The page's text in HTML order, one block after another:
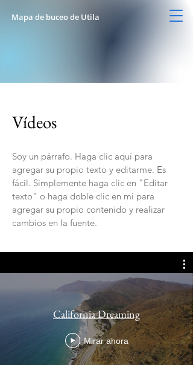
Mapa de buceo de Utila
Vídeos
Soy un párrafo. Haga clic aquí para
agregar su propio texto y editarme. Es
fácil. Simplemente haga clic en "Editar
texto" o haga doble clic en mí para
agregar su propio contenido y realizar
cambios en la fuente.
California Dreaming
Mirar ahora